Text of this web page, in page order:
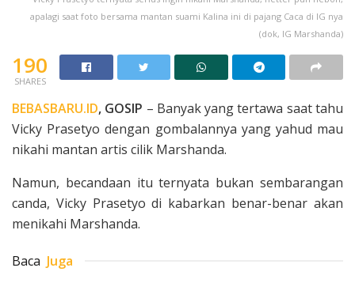
apalagi saat foto bersama mantan suami Kalina ini di pajang Caca di IG nya
(dok, IG Marshanda)
190
SHARES
BEBASBARU.ID, GOSIP – Banyak yang tertawa saat tahu
Vicky Prasetyo dengan gombalannya yang yahud mau
nikahi mantan artis cilik Marshanda.
Namun, becandaan itu ternyata bukan sembarangan
canda, Vicky Prasetyo di kabarkan benar-benar akan
menikahi Marshanda.
Baca Juga